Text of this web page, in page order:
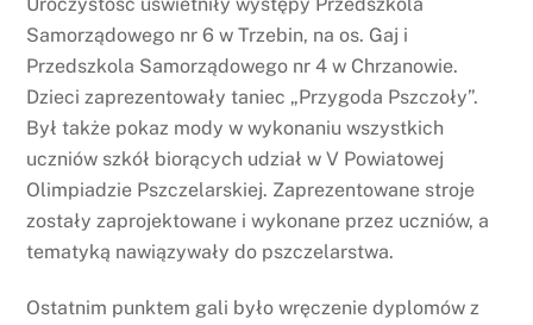
Samorządowego nr 6 w Trzebin, na os. Gaj i
Przedszkola Samorządowego nr 4 w Chrzanowie.
Dzieci zaprezentowały taniec „Przygoda Pszczoły”.
Był także pokaz mody w wykonaniu wszystkich
uczniów szkół biorących udział w V Powiatowej
Olimpiadzie Pszczelarskiej. Zaprezentowane stroje
zostały zaprojektowane i wykonane przez uczniów, a
tematyką nawiązywały do pszczelarstwa.
Ostatnim punktem gali było wręczenie dyplomów z